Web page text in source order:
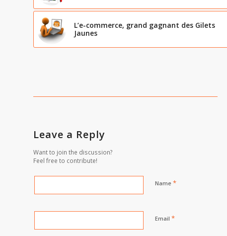
L’e-commerce, grand gagnant des Gilets
Jaunes
Leave a Reply
Want to join the discussion?
Feel free to contribute!
Name *
Email *